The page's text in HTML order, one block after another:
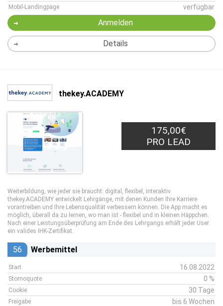
Mobil-Landingpage verfügbar
Anmelden
Details
thekey.ACADEMY
175,00€
PRO LEAD
Weiterbildung, wie jeder sie braucht: digital, flexibel, interaktiv.
thekey.ACADEMY entwickelt Lehrgänge, mit denen Kunden Ihre Karriere
vorantreiben und Ihre Lebensqualität verbessern können. Die App macht es
möglich, überall da zu lernen, wo man ist - flexibel und in kleinen Häppchen.
Nach einer Leistungsüberprüfung am Ende des Lehrgangs erhält jeder User
ein valides IHK-Zertifikat.
56 Werbemittel
Start 16.08.2022
Stornoquote 0 %
Cookie 30 Tage
Freigabe bis 6 Wochen